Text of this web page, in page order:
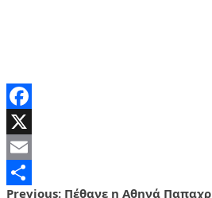
Facebook
X
Email
Previous: Πέθανε η Αθηνά